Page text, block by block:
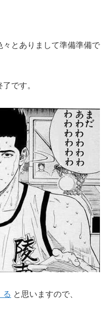
とありまして準備準備で
です。
る と思いますので、